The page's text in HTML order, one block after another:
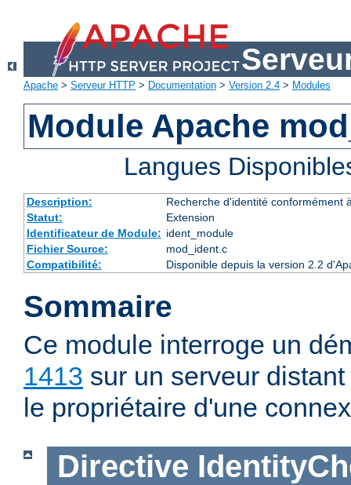
Apache > Serveur HTTP > Documentation > Version 2.4 > Modules
Module Apache
Langues
Description:
Recherche d'identité conformément
Statut:
Extension
Identificateur de Module: ident_module
Fichier Source:
mod_ident.c
Compatibilité:
Disponible depuis la version 2.2
Sommaire
Ce module interroge un
1413 sur un serveur
le propriétaire d'une
Directive